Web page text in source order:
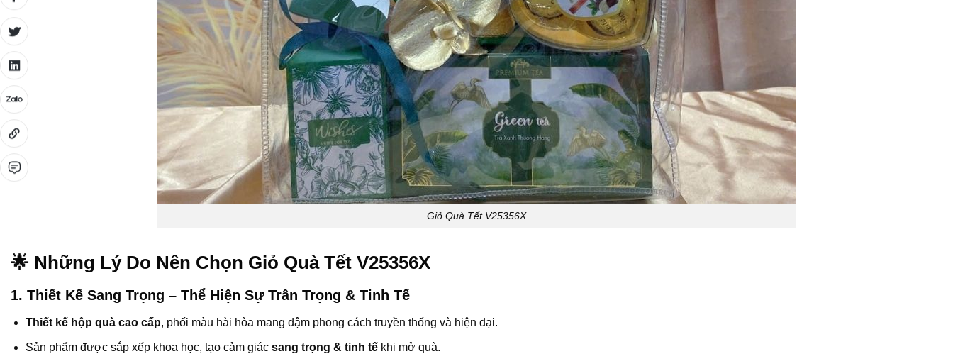
Giỏ Quà Tết V25356X
🌟 Những Lý Do Nên Chọn Giỏ Quà Tết V25356X
1. Thiết Kế Sang Trọng – Thể Hiện Sự Trân Trọng & Tinh Tế
Thiết kế hộp quà cao cấp, phối màu hài hòa mang đậm phong cách truyền thống và hiện đại.
Sản phẩm được sắp xếp khoa học, tạo cảm giác sang trọng & tinh tếkhi mở quà.